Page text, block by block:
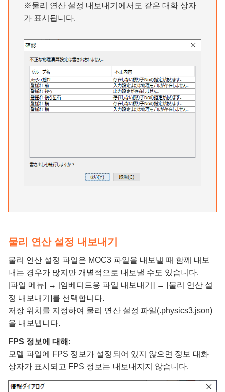
※물리 연산 설정 내보내기에서도 같은 대화 상자
가 표시됩니다.
물리 연산 설정 내보내기
물리 연산 설정 파일은 MOC3 파일을 내보낼 때 함께 내보
내는 경우가 많지만 개별적으로 내보낼 수도 있습니다.
[파일 메뉴] → [임베디드용 파일 내보내기] → [물리 연산 설
정 내보내기]를 선택합니다.
저장 위치를 지정하여 물리 연산 설정 파일(.physics3.json)
을 내보냅니다.
FPS 정보에 대해:
모델 파일에 FPS 정보가 설정되어 있지 않으면 정보 대화
상자가 표시되고 FPS 정보는 내보내지지 않습니다.